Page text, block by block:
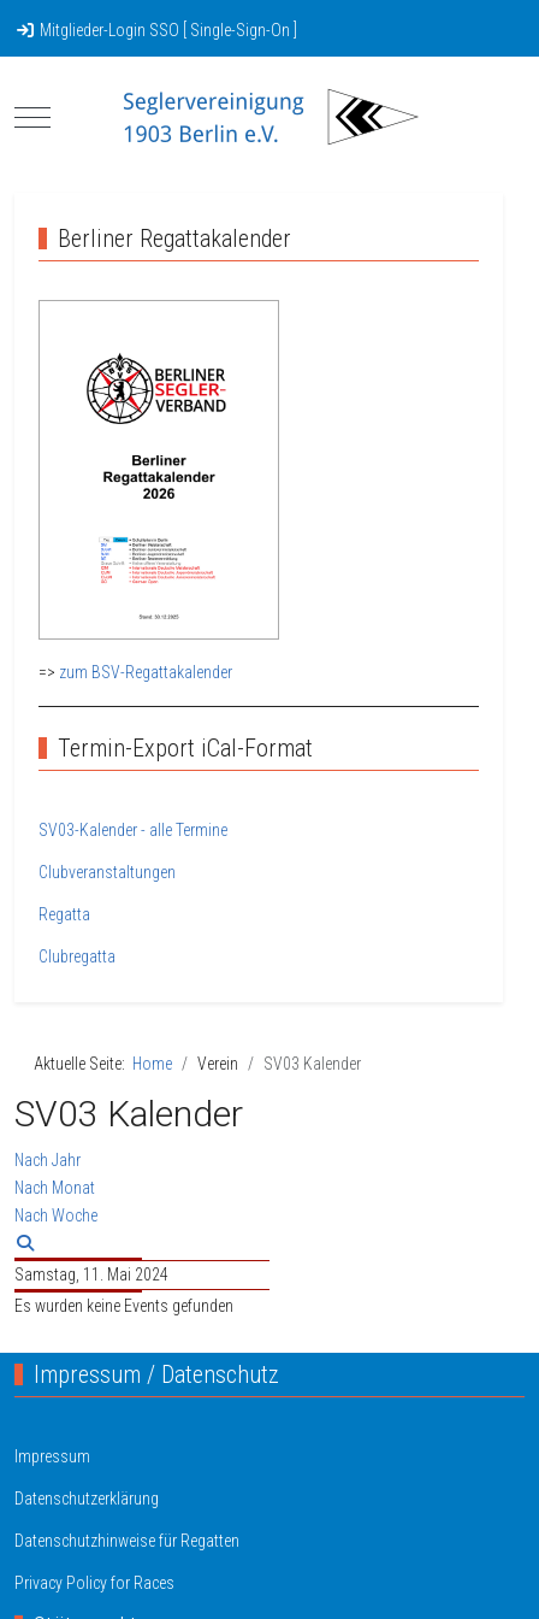
Mitglieder-Login SSO [ Single-Sign-On ]
Mobile Menu Toggle
Berliner Regattakalender
=> zum BSV-Regattakalender
Termin-Export iCal-Format
SV03-Kalender - alle Termine
Clubveranstaltungen
Regatta
Clubregatta
Aktuelle Seite: Home Verein SV03 Kalender
SV03 Kalender
Nach Jahr
Nach Monat
Nach Woche
Samstag, 11. Mai 2024
Es wurden keine Events gefunden
Impressum / Datenschutz
Impressum
Datenschutzerklärung
Datenschutzhinweise für Regatten
Privacy Policy for Races